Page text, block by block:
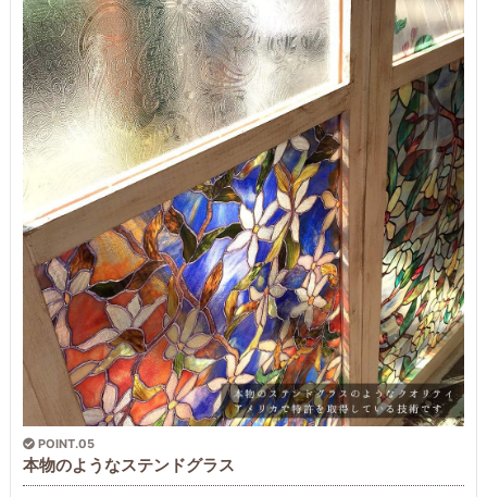
POINT.05
本物のようなステンドグラス